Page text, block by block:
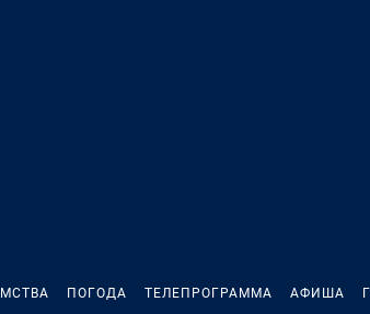
ПОГОДА ТЕЛЕПРОГРАММА АФИША